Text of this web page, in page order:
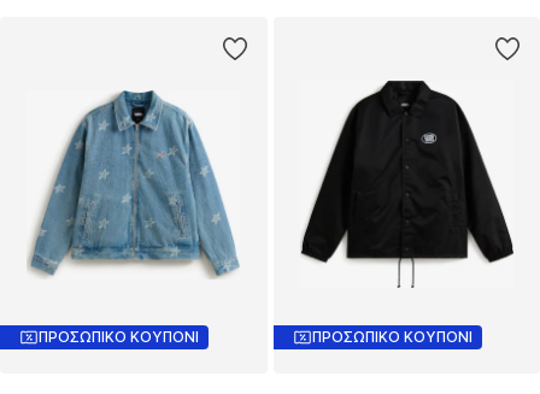
ΠΡΟΣΩΠΙΚΟ ΚΟΥΠΟΝΙ ΠΡΟΣΩΠΙΚΟ ΚΟΥΠΟΝΙ